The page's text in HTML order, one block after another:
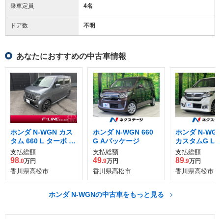
乗車定員 4名
ドア数 不明
あなたにおすすめの中古車情報
ホンダ N-WGN カス
タム 660 L ターボ ホ
ンダ センシング
支払総額
98.0万円
香川県高松市
ホンダ N-WGN 660
G Aパッケージ
支払総額
49.9万円
香川県高松市
ホンダ N-
カスタムG L
ジ
支払総額
89.9万円
香川県高松市
ホンダ N-WGNの中古車をもっと見る